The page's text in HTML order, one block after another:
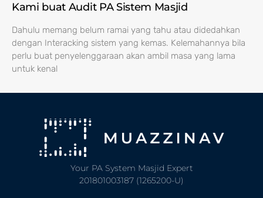
Kami buat Audit PA Sistem Masjid
Dahulu memang belum ramai yang tahu atau didedahkan
dengan Interacking sistem yang kemas. Kelemahannya bila
perlu buat penyelenggaraan akan ambil masa yang lama
untuk kenal
Your PA System Masjid Expert
201801003187 (1265200-U)